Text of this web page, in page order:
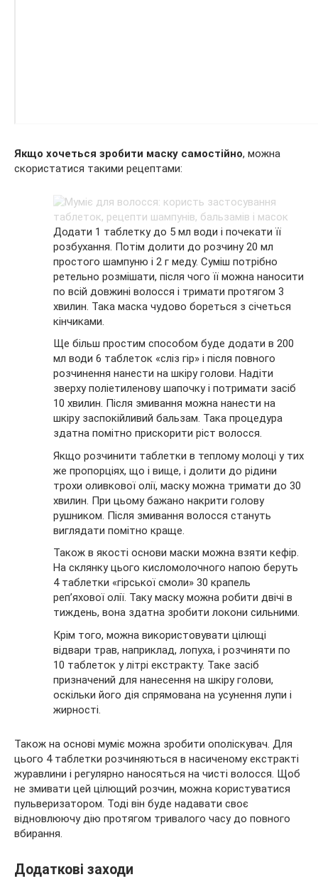
Якщо хочеться зробити маску самостійно, можна
скористатися такими рецептами:
Додати 1 таблетку до 5 мл води і почекати її
розбухання. Потім долити до розчину 20 мл
простого шампуню і 2 г меду. Суміш потрібно
ретельно розмішати, після чого її можна наносити
по всій довжині волосся і тримати протягом 3
хвилин. Така маска чудово бореться з січеться
кінчиками.
Ще більш простим способом буде додати в 200
мл води 6 таблеток «сліз гір» і після повного
розчинення нанести на шкіру голови. Надіти
зверху поліетиленову шапочку і потримати засіб
10 хвилин. Після змивання можна нанести на
шкіру заспокійливий бальзам. Така процедура
здатна помітно прискорити ріст волосся.
Якщо розчинити таблетки в теплому молоці у тих
же пропорціях, що і вище, і долити до рідини
трохи оливкової олії, маску можна тримати до 30
хвилин. При цьому бажано накрити голову
рушником. Після змивання волосся стануть
виглядати помітно краще.
Також в якості основи маски можна взяти кефір.
На склянку цього кисломолочного напою беруть
4 таблетки «гірської смоли» 30 крапель
реп’яхової олії. Таку маску можна робити двічі в
тиждень, вона здатна зробити локони сильними.
Крім того, можна використовувати цілющі
відвари трав, наприклад, лопуха, і розчиняти по
10 таблеток у літрі екстракту. Таке засіб
призначений для нанесення на шкіру голови,
оскільки його дія спрямована на усунення лупи і
жирності.
Також на основі муміє можна зробити ополіскувач. Для
цього 4 таблетки розчиняються в насиченому екстракті
журавлини і регулярно наносяться на чисті волосся. Щоб
не змивати цей цілющий розчин, можна користуватися
пульверизатором. Тоді він буде надавати своє
відновлюючу дію протягом тривалого часу до повного
вбирання.
Додаткові заходи